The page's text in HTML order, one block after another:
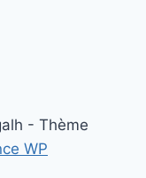
- Thème
WP